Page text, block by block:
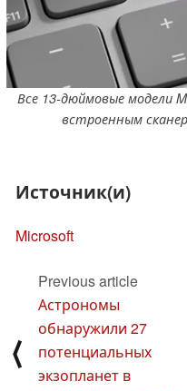
Все 13-дюймовые модели
встроенным
Источник(и)
Microsoft
⟨
Previous article
Астрономы
обнаружили 27
потенциальных
экзопланет в